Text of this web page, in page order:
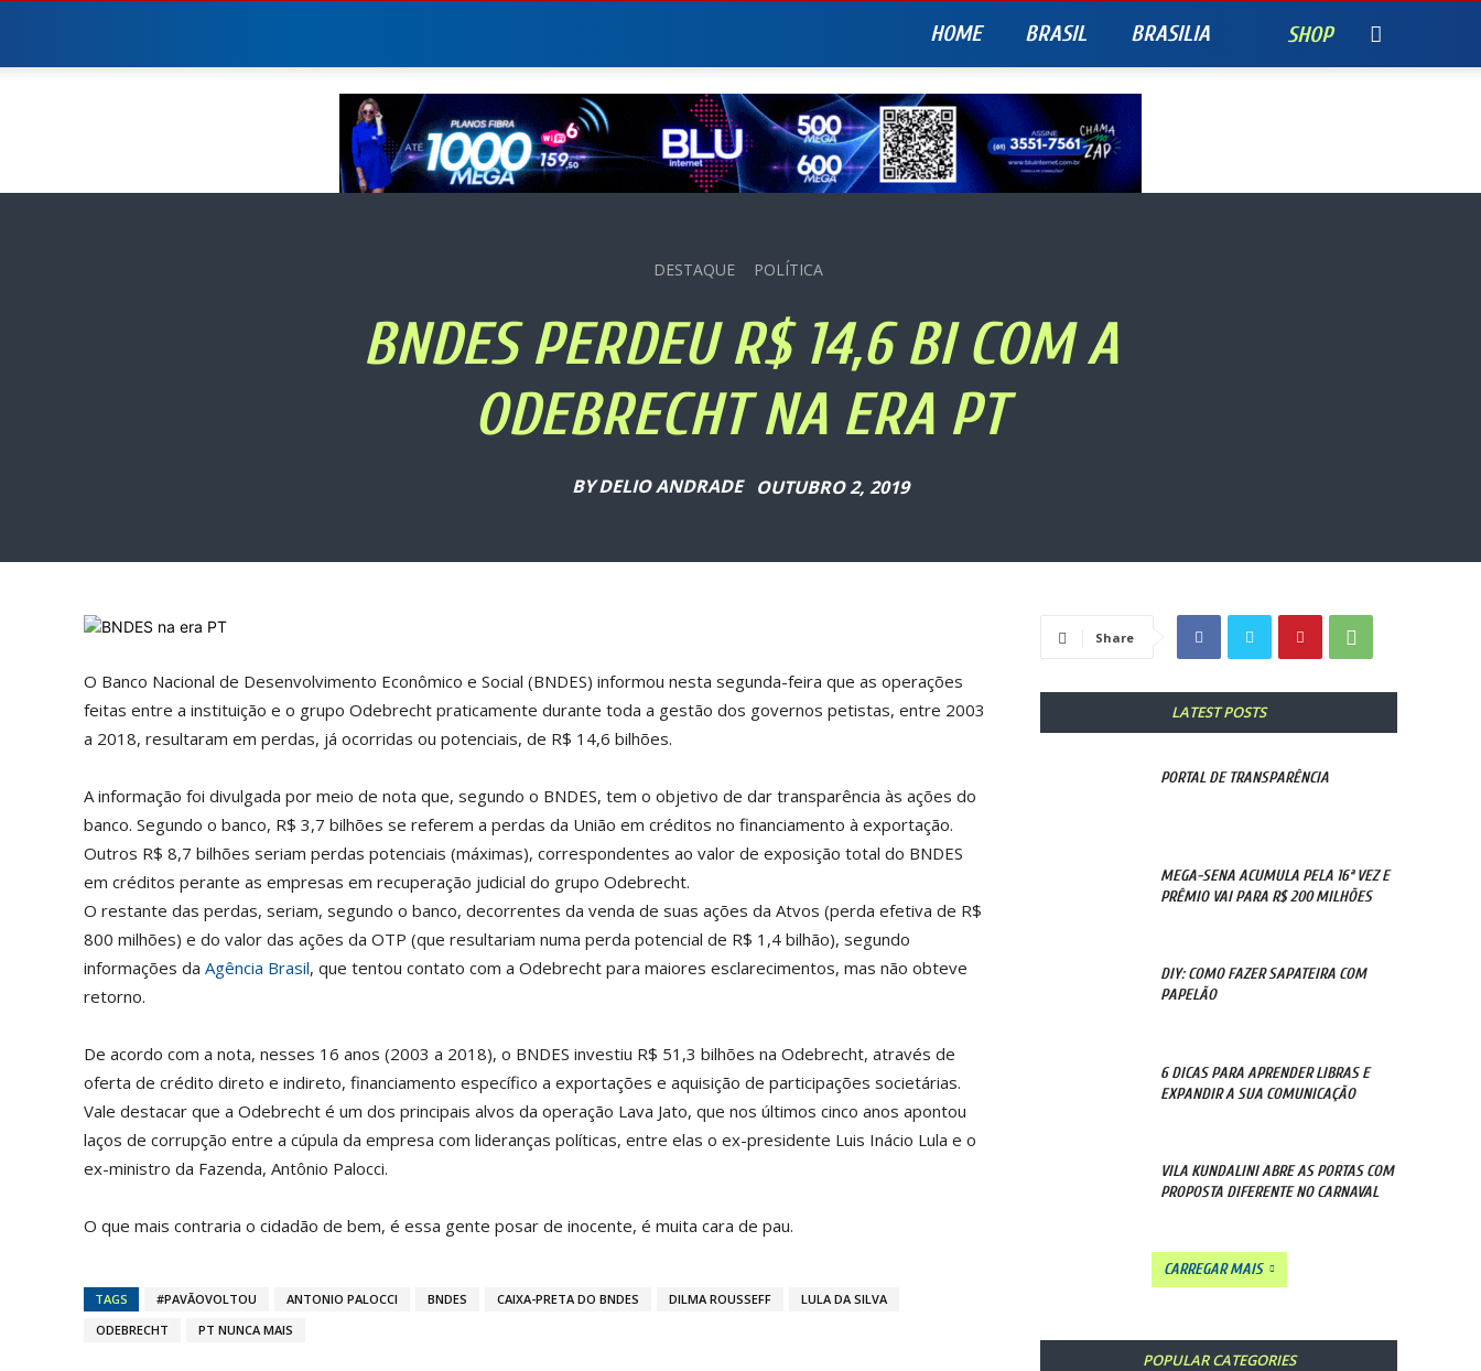
SHOP
HOME BRASIL BRASILIA
DESTAQUE POLÍTICA
BNDES PERDEU R$ 14,6 BI COM A
ODEBRECHT NA ERA PT
BYDELIO ANDRADE OUTUBRO 2, 2019
O Banco Nacional de Desenvolvimento Econômico e Social (BNDES) informou nesta segunda-feira que as operações
feitas entre a instituição e o grupo Odebrecht praticamente durante toda a gestão dos governos petistas, entre 2003
a 2018, resultaram em perdas, já ocorridas ou potenciais, de R$ 14,6 bilhões.
A informação foi divulgada por meio de nota que, segundo o BNDES, tem o objetivo de dar transparência às ações do
banco. Segundo o banco, R$ 3,7 bilhões se referem a perdas da União em créditos no financiamento à exportação.
Outros R$ 8,7 bilhões seriam perdas potenciais (máximas), correspondentes ao valor de exposição total do BNDES
em créditos perante as empresas em recuperação judicial do grupo Odebrecht.
O restante das perdas, seriam, segundo o banco, decorrentes da venda de suas ações da Atvos (perda efetiva de R$
800 milhões) e do valor das ações da OTP (que resultariam numa perda potencial de R$ 1,4 bilhão), segundo
informações da Agência Brasil, que tentou contato com a Odebrecht para maiores esclarecimentos, mas não obteve
retorno.
De acordo com a nota, nesses 16 anos (2003 a 2018), o BNDES investiu R$ 51,3 bilhões na Odebrecht, através de
oferta de crédito direto e indireto, financiamento específico a exportações e aquisição de participações societárias.
Vale destacar que a Odebrecht é um dos principais alvos da operação Lava Jato, que nos últimos cinco anos apontou
laços de corrupção entre a cúpula da empresa com lideranças políticas, entre elas o ex-presidente Luis Inácio Lula e o
ex-ministro da Fazenda, Antônio Palocci.
O que mais contraria o cidadão de bem, é essa gente posar de inocente, é muita cara de pau.
TAGS #PAVÃOVOLTOU ANTONIO PALOCCI BNDES CAIXA-PRETA DO BNDES DILMA ROUSSEFF
LULA DA SILVA
ODEBRECHT
PT NUNCA MAIS
Share
LATEST POSTS
PORTAL DE TRANSPARÊNCIA
MEGA-SENA ACUMULA PELA 16ª VEZ E
PRÊMIO VAI PARA R$ 200 MILHÕES
DIY: COMO FAZER SAPATEIRA COM
PAPELÃO
6 DICAS PARA APRENDER LIBRAS E
EXPANDIR A SUA COMUNICAÇÃO
VILA KUNDALINI ABRE AS PORTAS COM
PROPOSTA DIFERENTE NO CARNAVAL
CARREGAR MAIS
POPULAR CATEGORIES